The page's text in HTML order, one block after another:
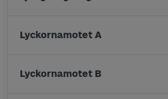
Lyckornamotet A
Lyckornamotet B